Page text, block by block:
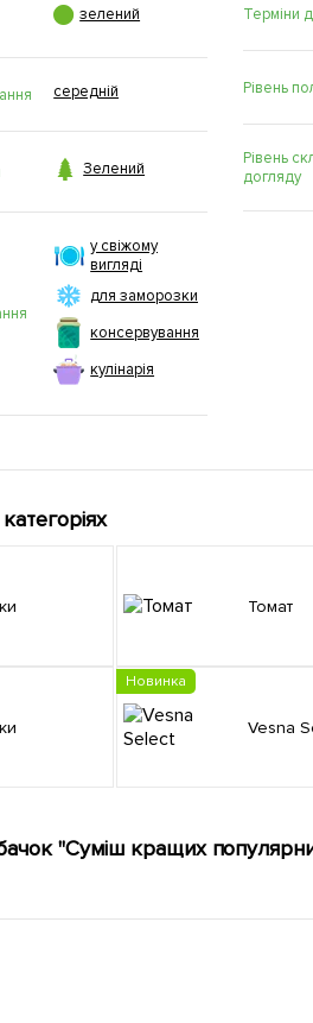
 зелений
середній
 Зелений
у свіжому
вигляді
для заморозки
консервування
кулінарія
Терміни
Рівень
Рівень
догляду
Томат
Новинка
Vesna
"Суміш кращих